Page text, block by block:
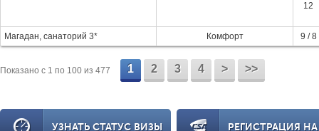
12
Магадан, санаторий 3* Комфорт 9 / 8
Показано c 1 по 100 из 477 1 2 3 4 > >>
УЗНАТЬ СТАТУС ВИЗЫ РЕГИСТРАЦИЯ НА